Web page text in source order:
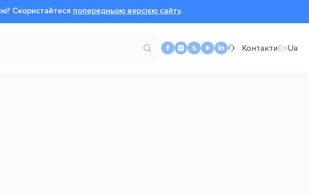
Cкористайтеся попередньою версією сайту.
КонтактиEnUa